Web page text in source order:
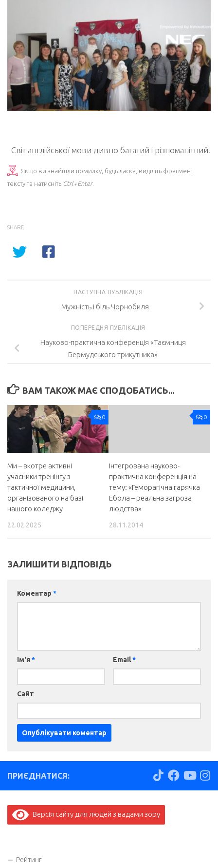
Світ англійської мови дивно багатий і різноманітний!
Якщо ви знайшли помилку, будь ласка, виділіть фрагмент
тексту та натисніть Ctrl+Enter.
SHARE
НАСТУПНА ПУБЛІКАЦІЯ
Мужність і біль Чорнобиля
ПОПЕРЕДНЯ ПУБЛІКАЦІЯ
Науково-практична конференція «Таємниця
Бермудського трикутника»
ВАМ ТАКОЖ МАЄ СПОДОБАТИСЬ...
0
Ми – вкотре активні
учасники тренінгу з
тактичної медицини,
організованого на базі
нашого коледжу
22.02.2025
0
Інтегрована науково-
практична конференція на
тему: «Геморагічна гарячка
Ебола – реальна загроза
людства»
28.11.2014
ЗАЛИШИТИ ВІДПОВІДЬ
Коментар *
Ім'я * Email*
Сайт
ПРИЄДНАТИСЯ:
Версія сайту для людей з вадами зору
Рейтинг